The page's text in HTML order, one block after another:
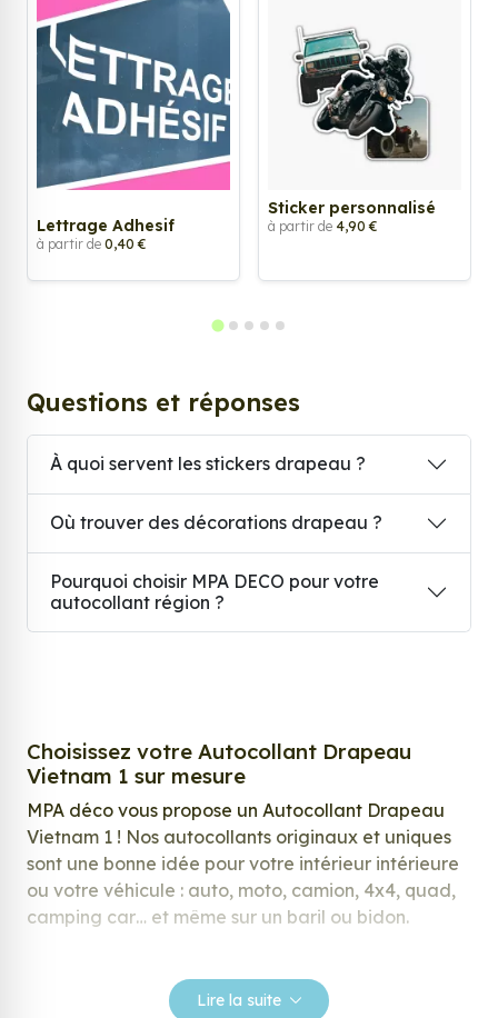
Lettrage Adhesif
à partir de 0,40 €
Sticker personnalisé
à partir de 4,90 €
Questions et réponses
À quoi servent les stickers drapeau ?
Où trouver des décorations drapeau ?
Pourquoi choisir MPA DECO pour votre
autocollant région ?
Choisissez votre Autocollant Drapeau
Vietnam 1 sur mesure
MPA déco vous propose un Autocollant Drapeau
Vietnam 1 ! Nos autocollants originaux et uniques
sont une bonne idée pour votre intérieur intérieure
ou votre véhicule : auto, moto, camion, 4x4, quad,
camping car… et même sur un baril ou bidon.
répondre à vos attentes, laissez vous inspirer parmi
Lire la suite